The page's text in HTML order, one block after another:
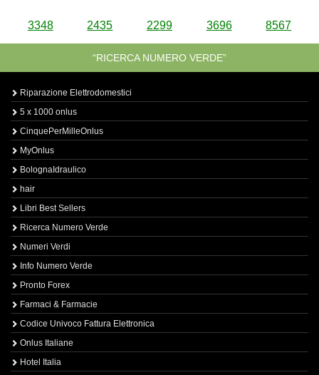
3348 2435 2299 3696 8567
“RICERCA NUMERO VERDE”
Riparazione Elettrodomestici
5 x 1000 onlus
CinquePerMilleOnlus
MyOnlus
BolognaIdraulico
hair
Libri Best Sellers
Ricerca Numero Verde
Numeri Verdi
Info Numero Verde
Pronto Forex
Farmaci & Farmacie
Codice Univoco Fattura Elettronica
Onlus Italiane
Hotel Italia